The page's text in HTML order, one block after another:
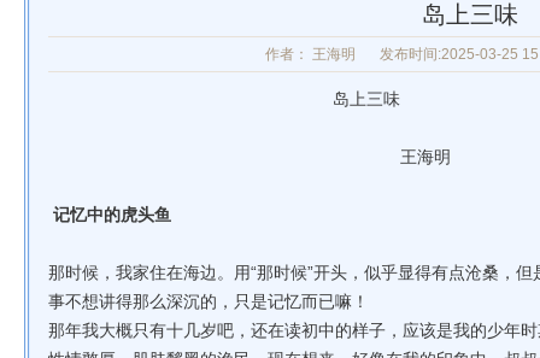
岛上三味
作者： 王海明 发布时间:2025-03-25
岛上三味
王海明
记忆中的虎头鱼
那时候，我家住在海边。用“那时候”开头，似乎显得有点沧桑，
事不想讲得那么深沉的，只是记忆而已嘛！
那年我大概只有十几岁吧，还在读初中的样子，应该是我的少年